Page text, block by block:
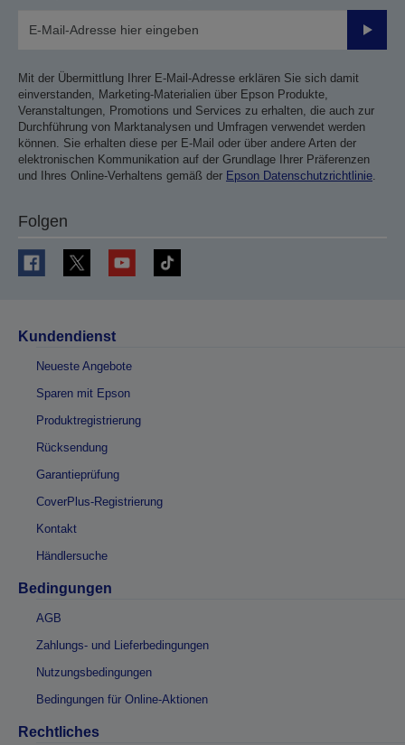
Mit der Übermittlung Ihrer E-Mail-Adresse erklären Sie sich damit
einverstanden, Marketing-Materialien über Epson Produkte,
Veranstaltungen, Promotions und Services zu erhalten, die auch zur
Durchführung von Marktanalysen und Umfragen verwendet werden
können. Sie erhalten diese per E-Mail oder über andere Arten der
elektronischen Kommunikation auf der Grundlage Ihrer Präferenzen
und Ihres Online-Verhaltens gemäß der Epson Datenschutzrichtlinie
Folgen
Kundendienst
Neueste Angebote
Sparen mit Epson
Produktregistrierung
Rücksendung
Garantieprüfung
CoverPlus-Registrierung
Kontakt
Händlersuche
Bedingungen
AGB
Zahlungs- und Lieferbedingungen
Nutzungsbedingungen
Bedingungen für Online-Aktionen
Rechtliches